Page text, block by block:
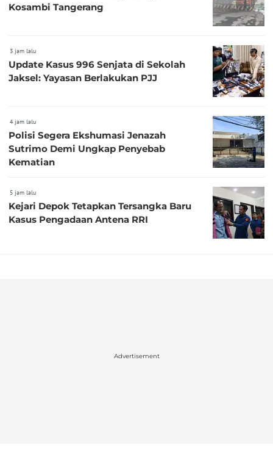
Kosambi Tangerang
3 jam lalu
Update Kasus 996 Senjata di Sekolah
Jaksel: Yayasan Berlakukan PJJ
4 jam lalu
Polisi Segera Ekshumasi Jenazah
Sutrimo Demi Ungkap Penyebab
Kematian
5 jam lalu
Kejari Depok Tetapkan Tersangka Baru
Kasus Pengadaan Antena RRI
Advertisement